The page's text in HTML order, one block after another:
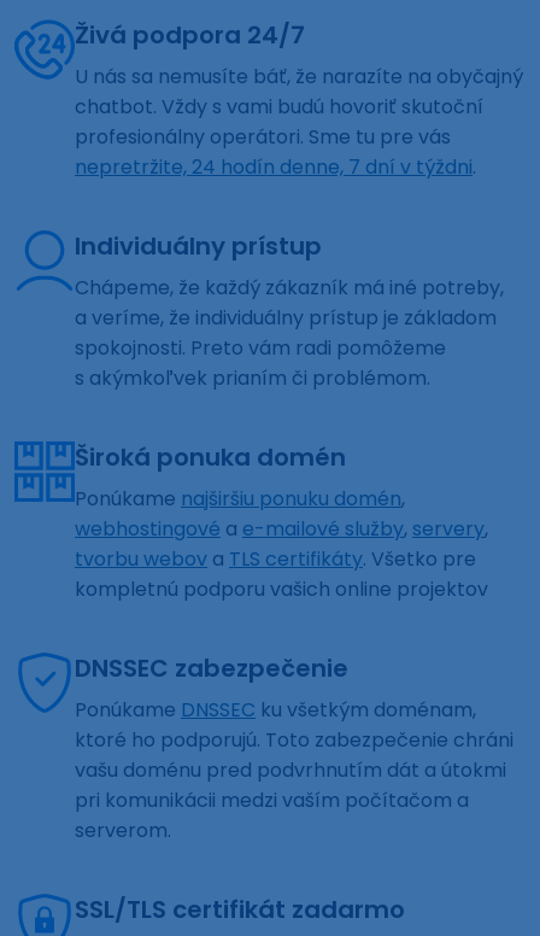
Živá podpora 24/7
U nás sa nemusíte báť, že narazíte na obyčajný
chatbot. Vždy s vami budú hovoriť skutoční
profesionálny operátori. Sme tu pre vás
nepretržite, 24 hodín denne, 7 dní v týždni.
Individuálny prístup
Chápeme, že každý zákazník má iné potreby,
a veríme, že individuálny prístup je základom
spokojnosti. Preto vám radi pomôžeme
s akýmkoľvek prianím či problémom.
Široká ponuka domén
Ponúkame najširšiu ponuku domén,
webhostingové a e-mailové služby, servery,
tvorbu webov a TLS certifikáty. Všetko pre
kompletnú podporu vašich online projektov
DNSSEC zabezpečenie
Ponúkame DNSSEC ku všetkým doménam,
ktoré ho podporujú. Toto zabezpečenie chráni
vašu doménu pred podvrhnutím dát a útokmi
pri komunikácii medzi vaším počítačom a
serverom.
SSL/TLS certifikát zadarmo